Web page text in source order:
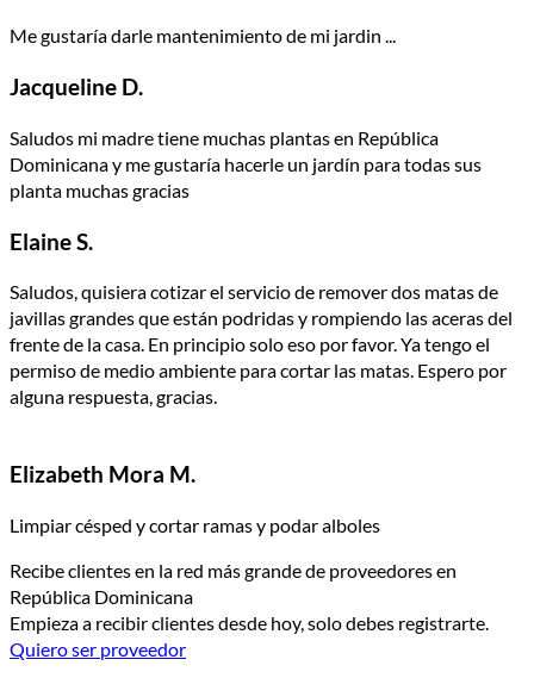
Me gustaría darle mantenimiento de mi jardin ...
Jacqueline D.
Saludos mi madre tiene muchas plantas en República
Dominicana y me gustaría hacerle un jardín para todas sus
planta muchas gracias
Elaine S.
Saludos, quisiera cotizar el servicio de remover dos matas de
javillas grandes que están podridas y rompiendo las aceras del
frente de la casa. En principio solo eso por favor. Ya tengo el
permiso de medio ambiente para cortar las matas. Espero por
alguna respuesta, gracias.
Elizabeth Mora M.
Limpiar césped y cortar ramas y podar alboles
Recibe clientes en la red más grande de proveedores en
República Dominicana
Empieza a recibir clientes desde hoy, solo debes registrarte.
Quiero ser proveedor